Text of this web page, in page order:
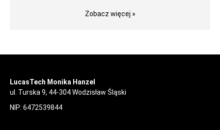
Zobacz więcej »
LucasTech Monika Hanzel
ul. Turska 9, 44-304 Wodzisław Śląski
NIP: 6472539844